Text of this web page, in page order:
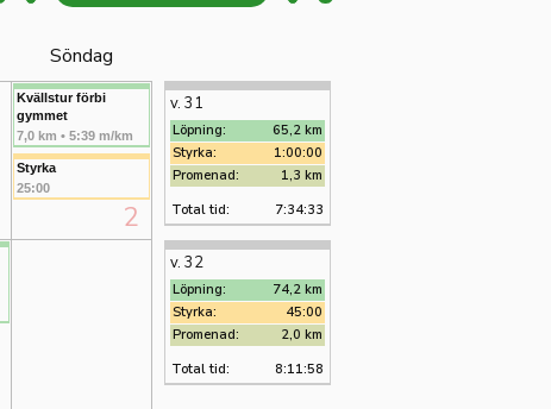
Söndag
Kvällstur förbi
gymmet
7,0 km • 5:39 m/km
Styrka
25:00
2
v. 31
Löpning:
65,2 km
Styrka:
1:00:00
Promenad:
1,3 km
Total tid:
7:34:33
v. 32
Löpning:
74,2 km
Styrka:
45:00
Promenad:
2,0 km
Total tid:
8:11:58